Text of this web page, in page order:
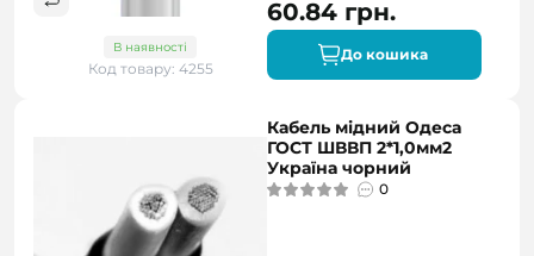
В наявності
Код товару: 4255
60.84 грн.
До кошика
Кабель мідний Одеса
ГОСТ ШВВП 2*1,0мм2
Україна чорний
0